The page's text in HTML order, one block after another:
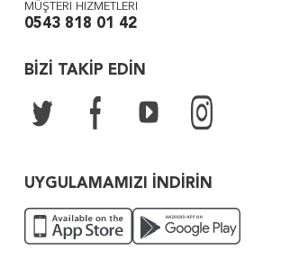
MÜŞTERİ HİZMETLERİ
0543 818 01 42
BİZİ TAKİP EDİN
UYGULAMAMIZI İNDİRİN